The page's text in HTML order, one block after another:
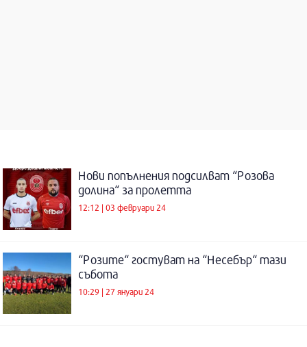
Нови попълнения подсилват “Розова
долина“ за пролетта
12:12 | 03 февруари 24
“Розите“ гостуват на “Несебър“ тази
събота
10:29 | 27 януари 24